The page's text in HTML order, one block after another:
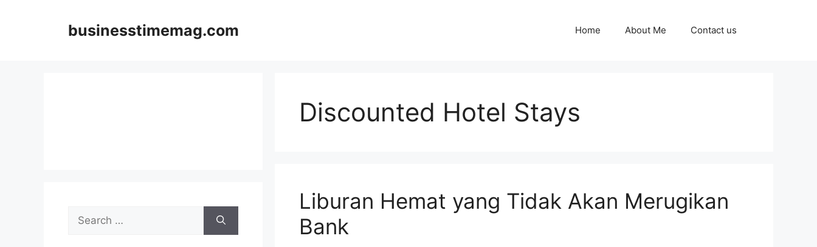
businesstimemag.com Home About Me Contact us
Discounted Hotel Stays
Liburan Hemat yang Tidak Akan Merugikan
Bank
Search
for: